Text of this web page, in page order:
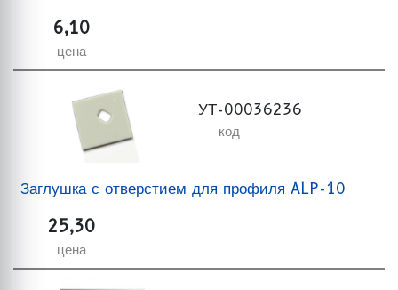
6,10
цена
УТ-00036236
код
Заглушка с отверстием для профиля ALP-10
25,30
цена